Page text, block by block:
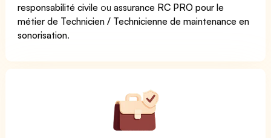
responsabilité civile ouassurance RC PRO pour le
métier de Technicien / Technicienne de maintenance en
sonorisation.